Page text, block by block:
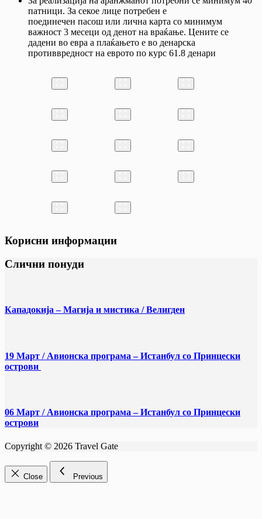
патници. За секое лице потребен е
поединечен пасош или лична карта со минимум
важност 3 месеци од денот на враќање. Цените се
дадени во евра а плаќањето е во денарска
противвредност на еврото по курс 61.8 денари
Корисни информации
Слични понуди
Кападокија – Магија и мистика / Велигден
19 Март / Aвионска програма – Истанбул со Принцески
острови
06 Март / Aвионска програма – Истанбул со Принцески
острови
Copyright © 2026 Travel Gate
Close Previous